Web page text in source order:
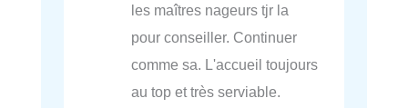
les maîtres nageurs tjr la
pour conseiller. Continuer
comme sa. L'accueil toujours
au top et très serviable.